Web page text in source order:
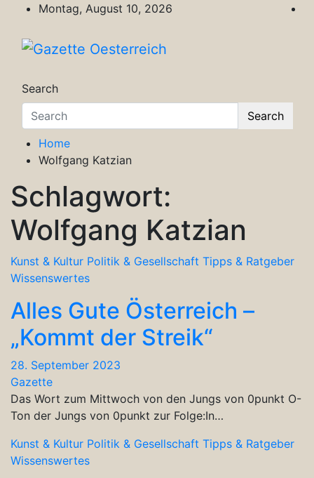
content
Montag, August 10, 2026
Search
Search
Home
Wolfgang Katzian
Schlagwort:
Wolfgang Katzian
Kunst & Kultur Politik & Gesellschaft Tipps & Ratgeber
Wissenswertes
Alles Gute Österreich –
„Kommt der Streik“
28. September 2023
Gazette
Das Wort zum Mittwoch von den Jungs von 0punkt O-
Ton der Jungs von 0punkt zur Folge:In…
Kunst & Kultur Politik & Gesellschaft Tipps & Ratgeber
Wissenswertes